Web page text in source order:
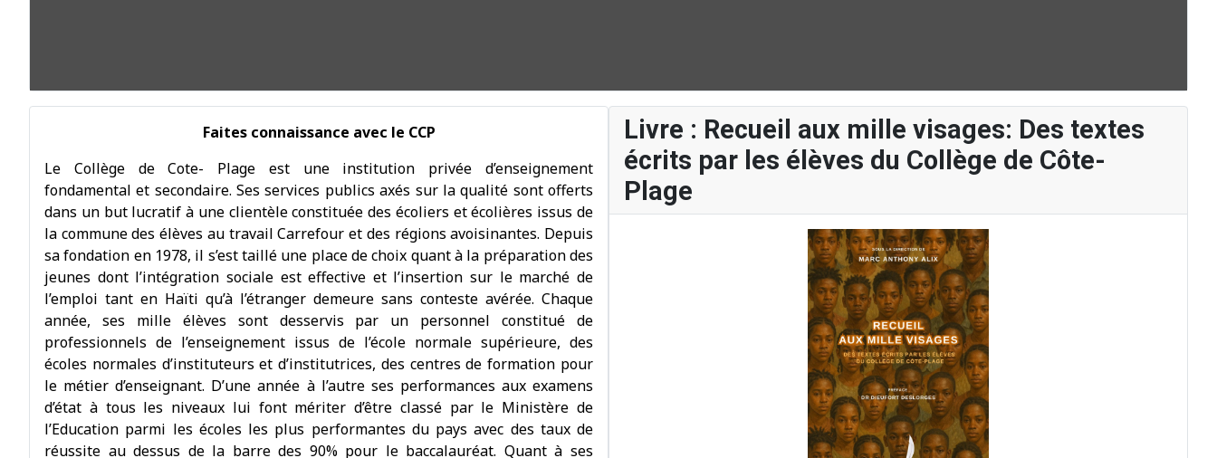
Faites connaissance avec le CCP
Le Collège de Cote- Plage est une institution privée d’enseignement
fondamental et secondaire. Ses services publics axés sur la qualité sont offerts
dans un but lucratif à une clientèle constituée des écoliers et écolières issus de
la commune des élèves au travail Carrefour et des régions avoisinantes. Depuis
sa fondation en 1978, il s’est taillé une place de choix quant à la préparation des
jeunes dont l’intégration sociale est effective et l’insertion sur le marché de
l’emploi tant en Haïti qu’à l’étranger demeure sans conteste avérée. Chaque
année, ses mille élèves sont desservis par un personnel constitué de
professionnels de l’enseignement issus de l’école normale supérieure, des
écoles normales d’instituteurs et d’institutrices, des centres de formation pour
le métier d’enseignant. D’une année à l’autre ses performances aux examens
d’état à tous les niveaux lui font mériter d’être classé par le Ministère de
l’Education parmi les écoles les plus performantes du pays avec des taux de
réussite au dessus de la barre des 90% pour le baccalauréat. Quant à ses
Livre : Recueil aux mille visages: Des textes
écrits par les élèves du Collège de Côte-
Plage